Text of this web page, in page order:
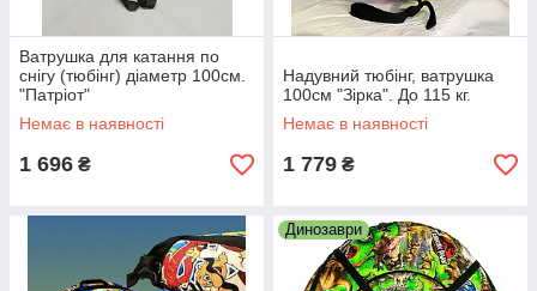
Ватрушка для катання по
снігу (тюбінг) діаметр 100см.
"Патріот"
Немає в наявності
1 696 ₴
Надувний тюбінг, ватрушка
100см "Зірка". До 115 кг.
Немає в наявності
1 779 ₴
Динозаври